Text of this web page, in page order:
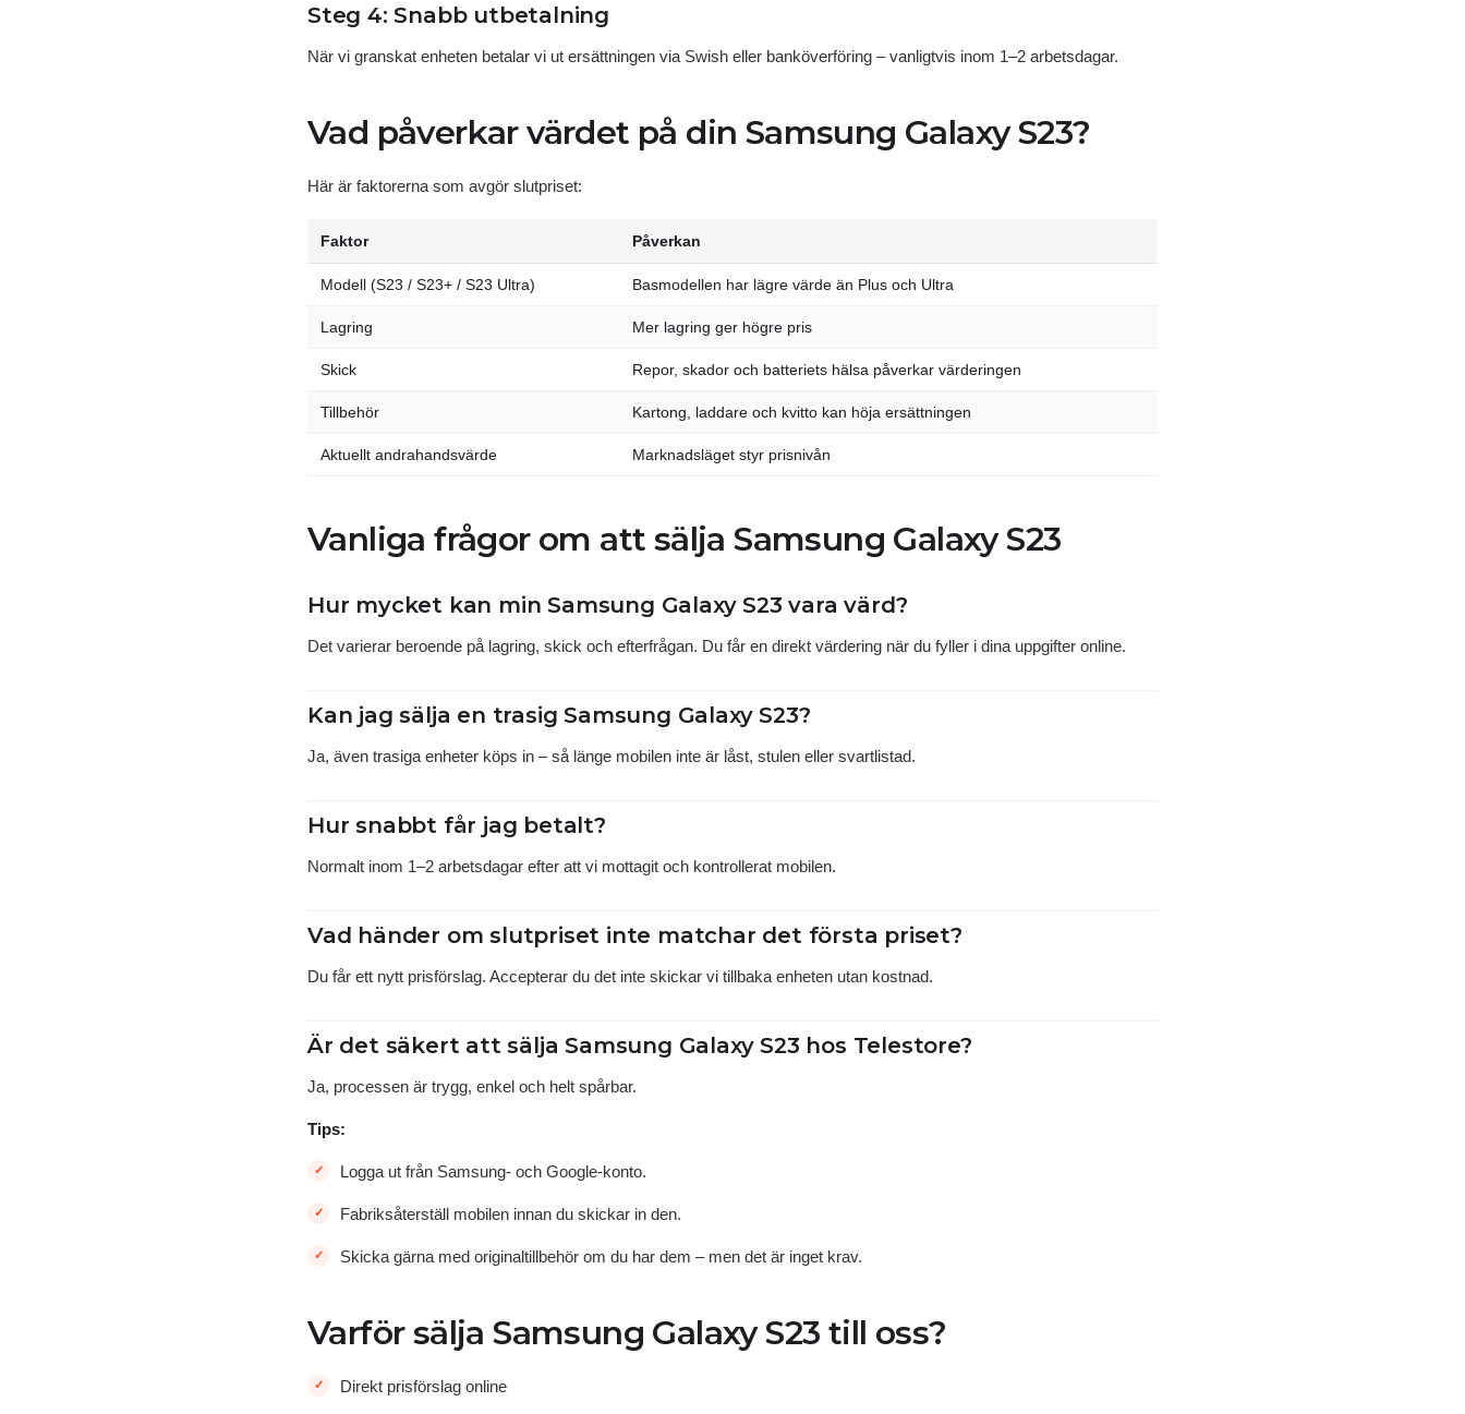
Steg 4: Snabb utbetalning
När vi granskat enheten betalar vi ut ersättningen via Swish eller banköverföring – vanligtvis inom 1–2 arbetsdagar.
Vad påverkar värdet på din Samsung Galaxy S23?
Här är faktorerna som avgör slutpriset:
Faktor Påverkan
Modell (S23 / S23+ / S23 Ultra) Basmodellen har lägre värde än Plus och Ultra
Lagring Mer lagring ger högre pris
Skick Repor, skador och batteriets hälsa påverkar värderingen
Tillbehör Kartong, laddare och kvitto kan höja ersättningen
Aktuellt andrahandsvärde Marknadsläget styr prisnivån
Vanliga frågor om att sälja Samsung Galaxy S23
Hur mycket kan min Samsung Galaxy S23 vara värd?
Det varierar beroende på lagring, skick och efterfrågan. Du får en direkt värdering när du fyller i dina uppgifter online.
Kan jag sälja en trasig Samsung Galaxy S23?
Ja, även trasiga enheter köps in – så länge mobilen inte är låst, stulen eller svartlistad.
Hur snabbt får jag betalt?
Normalt inom 1–2 arbetsdagar efter att vi mottagit och kontrollerat mobilen.
Vad händer om slutpriset inte matchar det första priset?
Du får ett nytt prisförslag. Accepterar du det inte skickar vi tillbaka enheten utan kostnad.
Är det säkert att sälja Samsung Galaxy S23 hos Telestore?
Ja, processen är trygg, enkel och helt spårbar.
Tips:
Logga ut från Samsung- och Google-konto.
Fabriksåterställ mobilen innan du skickar in den.
Skicka gärna med originaltillbehör om du har dem – men det är inget krav.
Varför sälja Samsung Galaxy S23 till oss?
Direkt prisförslag online